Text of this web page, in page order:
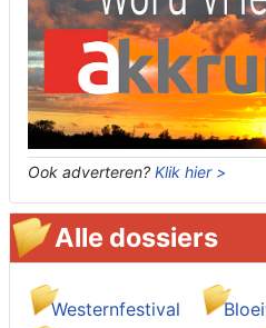
Ook adverteren? Klik hier >
Alle dossiers
Westernfestival